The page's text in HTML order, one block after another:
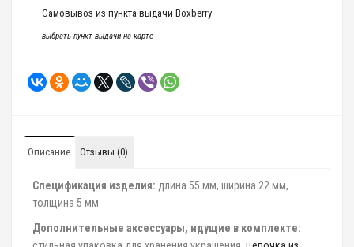
Самовывоз из пункта выдачи Boxberry
выбрать пункт выдачи на карте
Описание Отзывы (0)
Спецификация изделия: длина 55 мм, ширина 22 мм,
толщина 5 мм
Дополнительные аксессуары, идущие в комплекте: